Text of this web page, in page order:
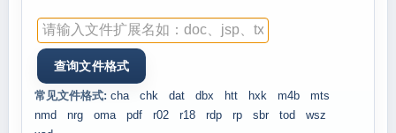
常见文件格式: cha chk dat dbx htt hxk m4b
mts
nmd
nrg oma pdf r02 r18 rdp rp sbr tod
wsz